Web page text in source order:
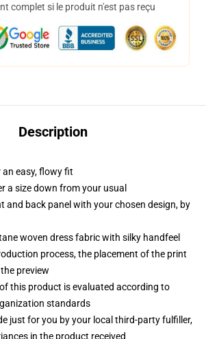
complet si le produit n'est pas reçu
Description
easy, flowy fit
a size down from your usual
and back panel with your chosen design, by
woven dress fabric with silky handfeel
process, the placement of the print
preview
this product is evaluated according to
standards
just for you by your local third-party fulfiller,
in the product received